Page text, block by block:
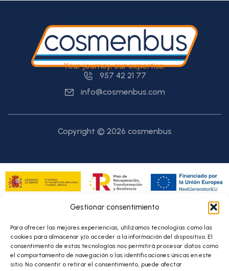
Gestionar consentimiento
Para ofrecer las mejores experiencias, utilizamos tecnologías como las
cookies para almacenar y/o acceder a la información del dispositivo. El
consentimiento de estas tecnologías nos permitirá procesar datos como
el comportamiento de navegación o las identificaciones únicas en este
sitio. No consentir o retirar el consentimiento, puede afectar
Your journey, our expertise.
957 42 21 77
info@cosmenbus.com
Copyright © 2026 cosmenbus
Financiado por fondos Next Generation para la transformación de
flotas de transporte de personas viajeras y mercancía de
carretera, así como de empresas que realicen transporte privado
complementario, en el marco del Plan de Recuperación,
Transformación y Resiliencia, acogidos al Real Decreto 983/2021